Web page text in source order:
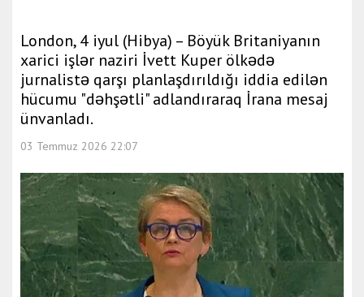
London, 4 iyul (Hibya) – Böyük Britaniyanın
xarici işlər naziri İvett Kuper ölkədə
jurnalistə qarşı planlaşdırıldığı iddia edilən
hücumu "dəhşətli" adlandıraraq İrana mesaj
ünvanladı.
03 Temmuz 2026 22:07